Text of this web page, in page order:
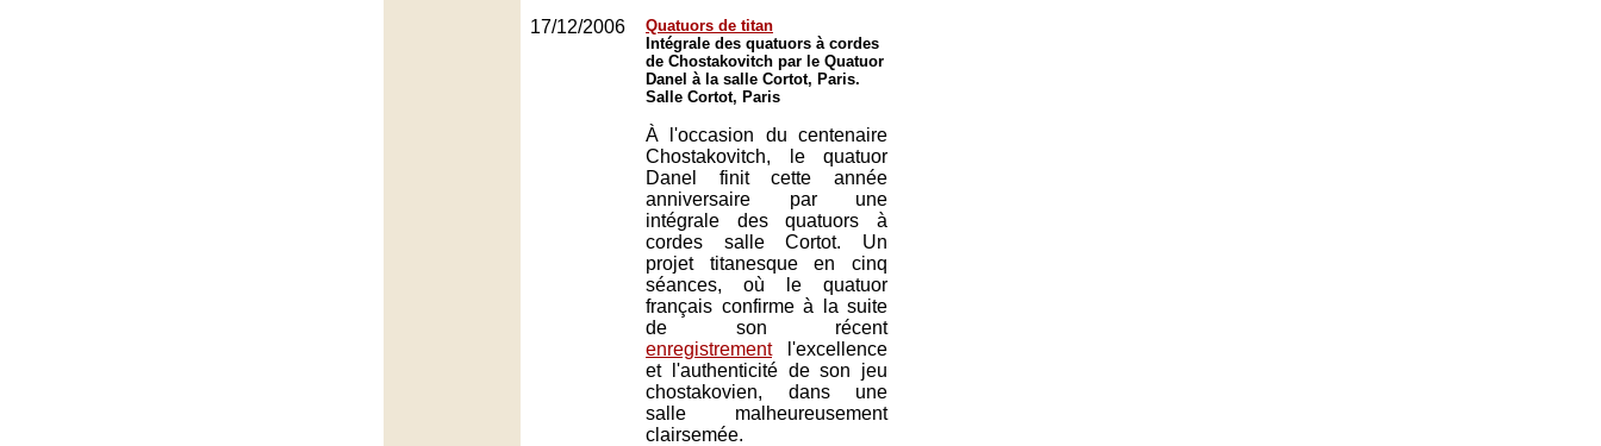
17/12/2006
Quatuors de titan
Intégrale des quatuors à cordes
de Chostakovitch par le Quatuor
Danel à la salle Cortot, Paris.
Salle Cortot, Paris
À l'occasion du centenaire
Chostakovitch, le quatuor
Danel finit cette année
anniversaire par une
intégrale des quatuors à
cordes salle Cortot. Un
projet titanesque en cinq
séances, où le quatuor
français confirme à la suite
de son récent
enregistrementl'excellence
et l'authenticité de son jeu
chostakovien, dans une
salle malheureusement
clairsemée.